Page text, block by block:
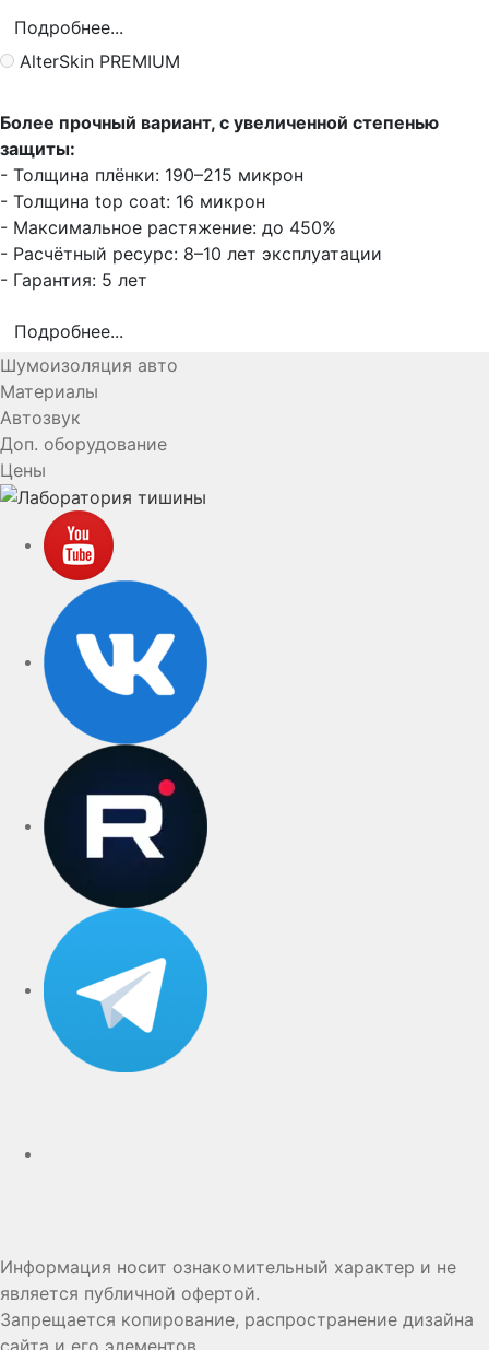
Подробнее...
AlterSkin PREMIUM
Более прочный вариант, с увеличенной степенью
защиты:
- Толщина плёнки: 190–215 микрон
- Толщина top coat: 16 микрон
- Максимальное растяжение: до 450%
- Расчётный ресурс: 8–10 лет эксплуатации
- Гарантия: 5 лет
Подробнее...
Шумоизоляция авто
Материалы
Автозвук
Доп. оборудование
Цены
Информация носит ознакомительный характер и не
является публичной офертой.
Запрещается копирование, распространение дизайна